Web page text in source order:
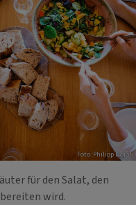
Foto: Philipp Horak
für den Salat, den
wird.